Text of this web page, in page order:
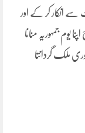
انکار کر کے اور
جمہوریہ منانا
ملک گردانتا